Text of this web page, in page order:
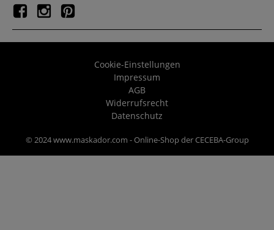
Cookie-Einstellungen
Impressum
AGB
Widerrufsrecht
Datenschutz
© 2024 www.maskador.com - Online-Shop der CECEBA-Group